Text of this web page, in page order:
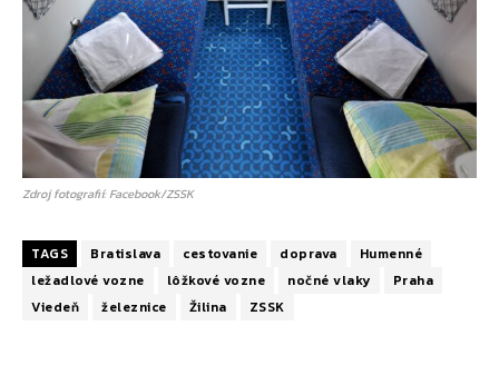
Zdroj fotografií: Facebook/ZSSK
TAGS Bratislava cestovanie doprava
Humenné
ležadlové vozne
lôžkové vozne nočné vlaky
Praha
Viedeň
železnice Žilina ZSSK